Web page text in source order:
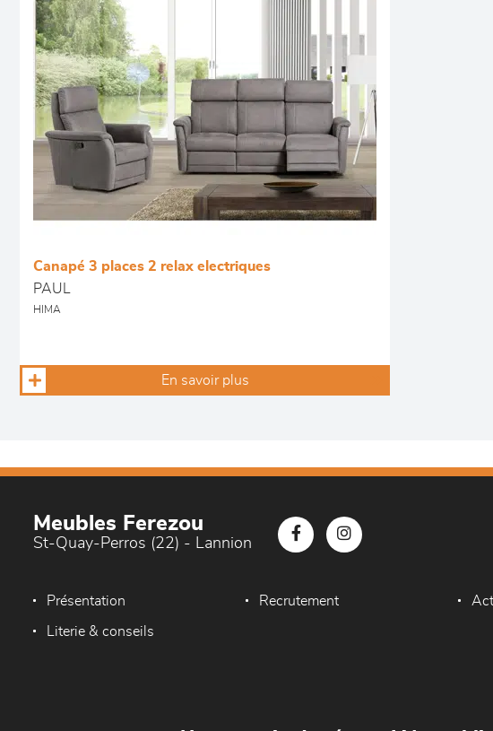
Canapé 3 places 2 relax electriques
PAUL
HIMA
En savoir plus
Meubles Ferezou
St-Quay-Perros (22) - Lannion
Présentation Recrutement
Literie & conseils